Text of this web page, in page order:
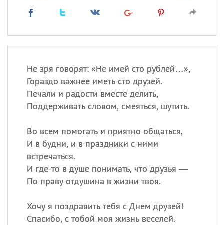
Не зря говорят: «Не имей сто рублей…»,
Гораздо важнее иметь сто друзей.
Печали и радости вместе делить,
Поддерживать словом, смеяться, шутить.
Во всем помогать и приятно общаться,
И в будни, и в праздники с ними
встречаться.
И где-то в душе понимать, что друзья —
По праву отдушина в жизни твоя.
Хочу я поздравить тебя с Днем друзей!
Спасибо, с тобой моя жизнь веселей.